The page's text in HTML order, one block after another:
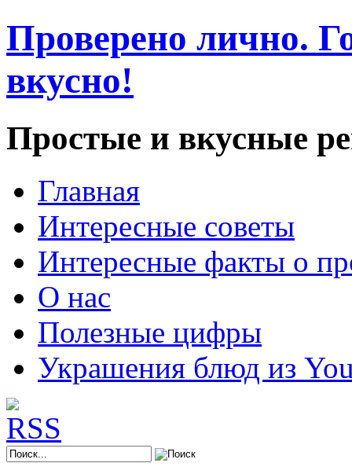
Проверено лично.
вкусно!
Простые и вкусные
Главная
Интересные советы
Интересные факты о
О нас
Полезные цифры
Украшения блюд из